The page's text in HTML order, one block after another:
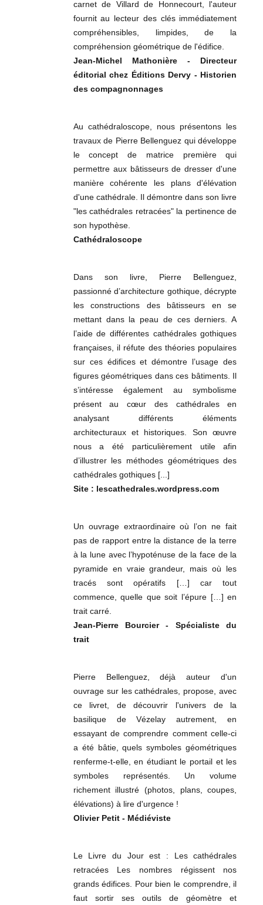
carnet de Villard de Honnecourt, l'auteur
fournit au lecteur des clés immédiatement
compréhensibles, limpides, de la
compréhension géométrique de l'édifice.
Jean-Michel Mathonière - Directeur
éditorial chez Éditions Dervy - Historien
des compagnonnages
Au cathédraloscope, nous présentons les
travaux de Pierre Bellenguez qui développe
le concept de matrice première qui
permettre aux bâtisseurs de dresser d'une
manière cohérente les plans d'élévation
d'une cathédrale. Il démontre dans son livre
"les cathédrales retracées" la pertinence de
son hypothèse.
Cathédraloscope
Dans son livre, Pierre Bellenguez,
passionné d’architecture gothique, décrypte
les constructions des bâtisseurs en se
mettant dans la peau de ces derniers. A
l’aide de différentes cathédrales gothiques
françaises, il réfute des théories populaires
sur ces édifices et démontre l’usage des
figures géométriques dans ces bâtiments. Il
s’intéresse également au symbolisme
présent au cœur des cathédrales en
analysant différents éléments
architecturaux et historiques. Son œuvre
nous a été particulièrement utile afin
d’illustrer les méthodes géométriques des
cathédrales gothiques [...]
Site : lescathedrales.wordpress.com
Un ouvrage extraordinaire où l’on ne fait
pas de rapport entre la distance de la terre
à la lune avec l’hypoténuse de la face de la
pyramide en vraie grandeur, mais où les
tracés sont opératifs […] car tout
commence, quelle que soit l’épure […] en
trait carré.
Jean-Pierre Bourcier - Spécialiste du
trait
Pierre Bellenguez, déjà auteur d'un
ouvrage sur les cathédrales, propose, avec
ce livret, de découvrir l'univers de la
basilique de Vézelay autrement, en
essayant de comprendre comment celle-ci
a été bâtie, quels symboles géométriques
renferme-t-elle, en étudiant le portail et les
symboles représentés. Un volume
richement illustré (photos, plans, coupes,
élévations) à lire d'urgence !
Olivier Petit - Médiéviste
Le Livre du Jour est : Les cathédrales
retracées Les nombres régissent nos
grands édifices. Pour bien le comprendre, il
faut sortir ses outils de géomètre et